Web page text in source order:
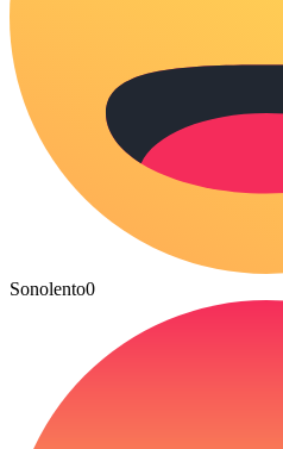
Sonolento0